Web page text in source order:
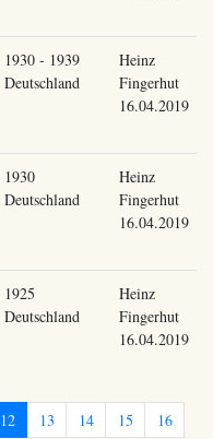
1930 - 1939
Deutschland
Heinz
Fingerhut
16.04.2019
1930
Deutschland
Heinz
Fingerhut
16.04.2019
1925
Deutschland
Heinz
Fingerhut
16.04.2019
12 13 14 15 16